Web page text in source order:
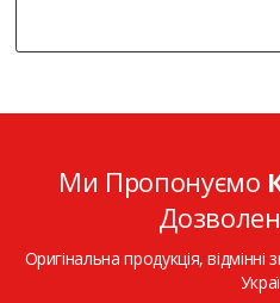
Ми Пропонуємо
Оригінальна продукція,